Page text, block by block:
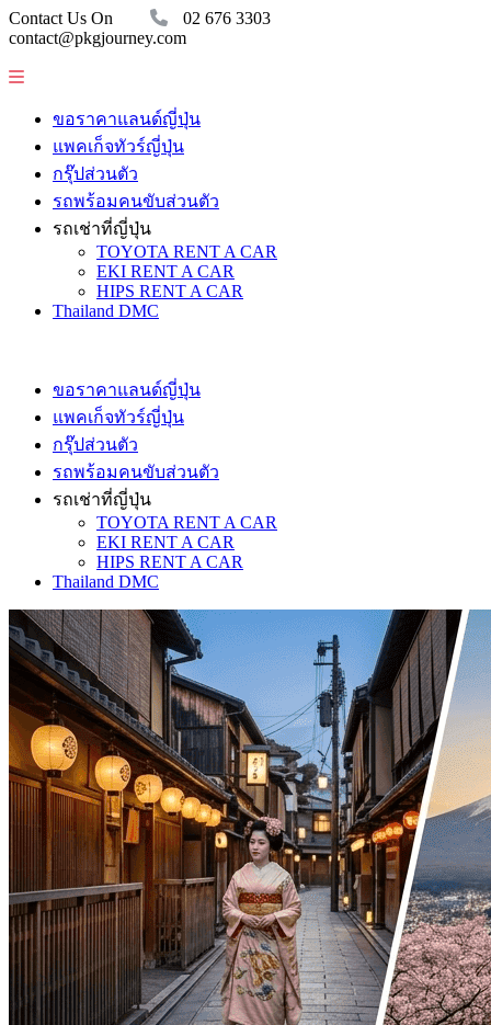
Contact Us On
02 676 3303
contact@pkgjourney.com
ขอราคาแลนด์ญี่ปุ่น
แพคเก็จทัวร์ญี่ปุ่น
กรุ๊ปส่วนตัว
รถพร้อมคนขับส่วนตัว
รถเช่าที่ญี่ปุ่น
TOYOTA RENT A CAR
EKI RENT A CAR
HIPS RENT A CAR
Thailand DMC
ขอราคาแลนด์ญี่ปุ่น
แพคเก็จทัวร์ญี่ปุ่น
กรุ๊ปส่วนตัว
รถพร้อมคนขับส่วนตัว
รถเช่าที่ญี่ปุ่น
TOYOTA RENT A CAR
EKI RENT A CAR
HIPS RENT A CAR
Thailand DMC